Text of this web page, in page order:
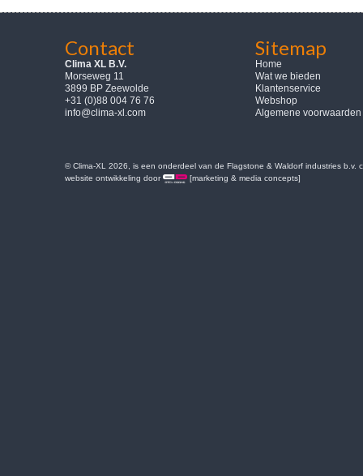
Contact
Clima XL B.V.
Morseweg 11
3899 BP Zeewolde
+31 (0)88 004 76 76
info@clima-xl.com
Sitemap
Home
Wat we bieden
Klantenservice
Webshop
Algemene voorwaarden
© Clima-XL 2026, is een onderdeel van de Flagstone & Waldorf industries b.v.
website ontwikkeling door
[marketing & media concepts]